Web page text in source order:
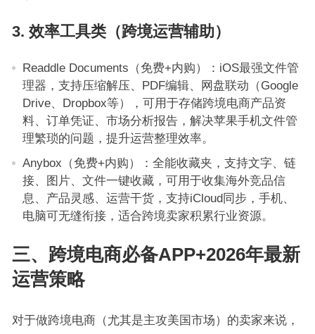
3. 效率工具类（跨境运营辅助）
Readdle Documents（免费+内购）：iOS最强文件管
理器，支持压缩解压、PDF编辑、网盘联动（Google
Drive、Dropbox等），可用于存储跨境电商产品资
料、订单凭证、市场分析报告，解决苹果手机文件管
理繁琐的问题，提升运营整理效率。
Anybox（免费+内购）：全能收藏夹，支持文字、链
接、图片、文件一键收藏，可用于收集海外竞品信
息、产品灵感、运营干货，支持iCloud同步，手机、
电脑可无缝衔接，适合跨境卖家积累行业资源。
三、跨境电商必备APP+2026年最新
运营策略
对于做跨境电商（尤其是主攻美国市场）的卖家来说，